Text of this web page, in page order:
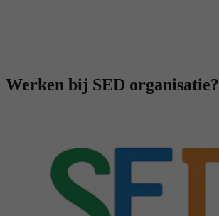
Werken bij SED organisatie?